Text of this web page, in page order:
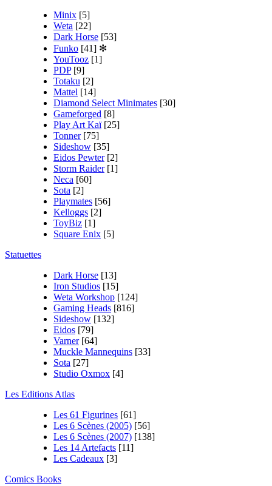
Minix [5]
Weta [22]
Dark Horse [53]
Funko [41] ✻
YouTooz [1]
PDP [9]
Totaku [2]
Mattel [14]
Diamond Select Minimates [30]
Gameforged [8]
Play Art Kaï [25]
Tonner [75]
Sideshow [35]
Eidos Pewter [2]
Storm Raider [1]
Neca [60]
Sota [2]
Playmates [56]
Kelloggs [2]
ToyBiz [1]
Square Enix [5]
Statuettes
Dark Horse [13]
Iron Studios [15]
Weta Workshop [124]
Gaming Heads [816]
Sideshow [132]
Eidos [79]
Varner [64]
Muckle Mannequins [33]
Sota [27]
Studio Oxmox [4]
Les Editions Atlas
Les 61 Figurines [61]
Les 6 Scènes (2005) [56]
Les 6 Scènes (2007) [138]
Les 14 Artefacts [11]
Les Cadeaux [3]
Comics Books